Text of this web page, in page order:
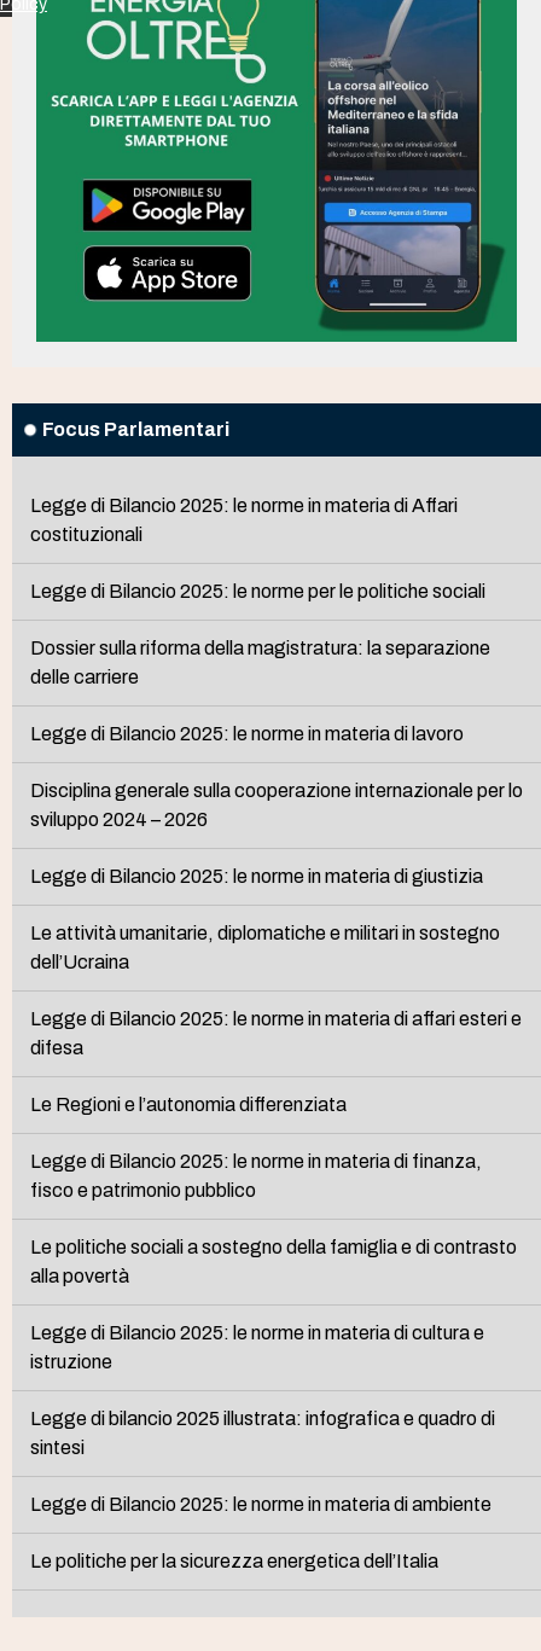
Focus Parlamentari
Legge di Bilancio 2025: le norme in materia di Affari
costituzionali
Legge di Bilancio 2025: le norme per le politiche sociali
Dossier sulla riforma della magistratura: la separazione
delle carriere
Legge di Bilancio 2025: le norme in materia di lavoro
Disciplina generale sulla cooperazione internazionale per lo
sviluppo 2024 – 2026
Legge di Bilancio 2025: le norme in materia di giustizia
Le attività umanitarie, diplomatiche e militari in sostegno
dell’Ucraina
Legge di Bilancio 2025: le norme in materia di affari esteri e
difesa
Le Regioni e l’autonomia differenziata
Legge di Bilancio 2025: le norme in materia di finanza,
fisco e patrimonio pubblico
Le politiche sociali a sostegno della famiglia e di contrasto
alla povertà
Legge di Bilancio 2025: le norme in materia di cultura e
istruzione
Legge di bilancio 2025 illustrata: infografica e quadro di
sintesi
Legge di Bilancio 2025: le norme in materia di ambiente
Le politiche per la sicurezza energetica dell’Italia
Policy